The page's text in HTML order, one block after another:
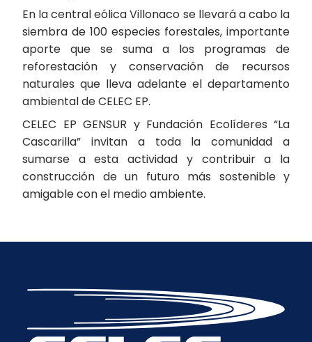
En la central eólica Villonaco se llevará a cabo la
siembra de 100 especies forestales, importante
aporte que se suma a los programas de
reforestación y conservación de recursos
naturales que lleva adelante el departamento
ambiental de CELEC EP.
CELEC EP GENSUR y Fundación Ecolíderes “La
Cascarilla” invitan a toda la comunidad a
sumarse a esta actividad y contribuir a la
construcción de un futuro más sostenible y
amigable con el medio ambiente.